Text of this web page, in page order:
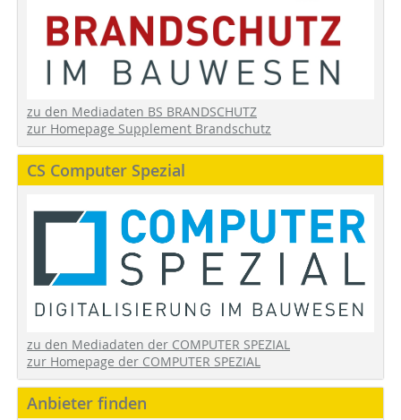
zu den Mediadaten BS BRANDSCHUTZ
zur Homepage Supplement Brandschutz
CS Computer Spezial
zu den Mediadaten der COMPUTER SPEZIAL
zur Homepage der COMPUTER SPEZIAL
Anbieter finden